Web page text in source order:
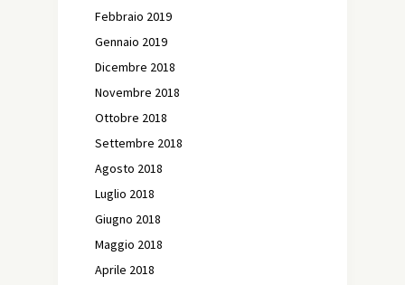
Febbraio 2019
Gennaio 2019
Dicembre 2018
Novembre 2018
Ottobre 2018
Settembre 2018
Agosto 2018
Luglio 2018
Giugno 2018
Maggio 2018
Aprile 2018